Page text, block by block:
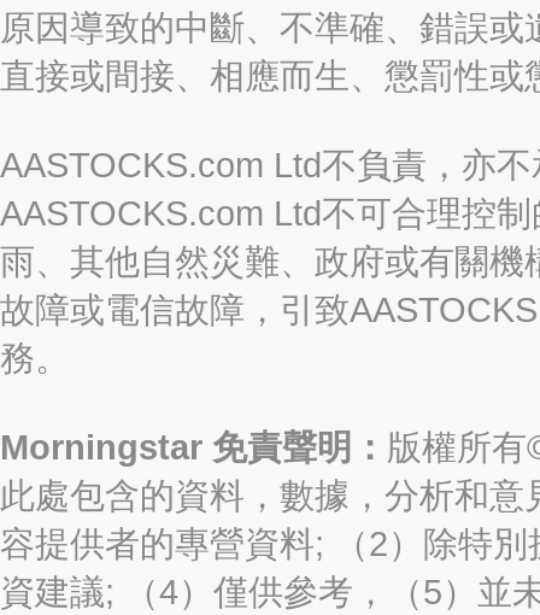
原因導致的中斷、不準確、錯誤
直接或間接、相應而生、懲罰性
AASTOCKS.com Ltd不負責，亦
AASTOCKS.com Ltd不可合理控
雨、其他自然災難、政府或有關
故障或電信故障，引致
務。
Morningstar 免責聲明： 版權所有
此處包含的資料，數據，分析和意
容提供者的專營資料; （2）除特
資建議; （4）僅供參考，（5）並